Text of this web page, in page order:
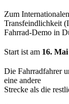
Zum
Transfeindlichkeit
Fahrrad-Demo in
Start ist am 16.
Die Fahrradfahrer
eine andere
Strecke als die